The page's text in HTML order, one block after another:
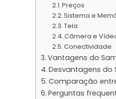
Preços
Sistema e
Tela
Câmera e
Conectividade
Vantagens do
Desvantagens do
Comparação entre
Perguntas